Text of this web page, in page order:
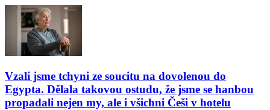
Vzali jsme tchyni ze soucitu na dovolenou do
Egypta. Dělala takovou ostudu, že jsme se hanbou
propadali nejen my, ale i všichni Češi v hotelu